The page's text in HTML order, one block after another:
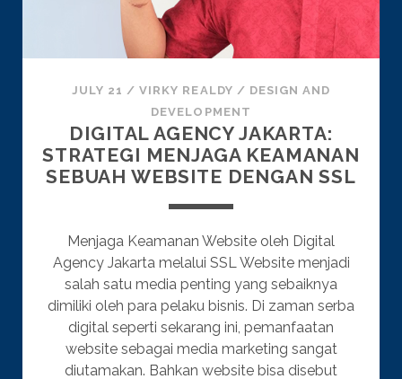
JULY 21 /VIRKY REALDY / DESIGN AND
DEVELOPMENT
DIGITAL AGENCY JAKARTA:
STRATEGI MENJAGA KEAMANAN
SEBUAH WEBSITE DENGAN SSL
Menjaga Keamanan Website oleh Digital
Agency Jakarta melalui SSL Website menjadi
salah satu media penting yang sebaiknya
dimiliki oleh para pelaku bisnis. Di zaman serba
digital seperti sekarang ini, pemanfaatan
website sebagai media marketing sangat
diutamakan. Bahkan website bisa disebut